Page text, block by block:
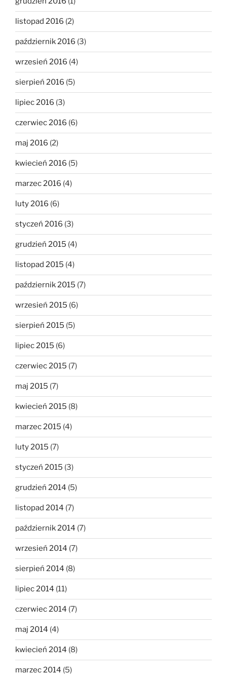
listopad 2016 (2)
październik 2016 (3)
wrzesień 2016 (4)
sierpień 2016 (5)
lipiec 2016 (3)
czerwiec 2016 (6)
maj 2016 (2)
kwiecień 2016 (5)
marzec 2016 (4)
luty 2016 (6)
styczeń 2016 (3)
grudzień 2015 (4)
listopad 2015 (4)
październik 2015 (7)
wrzesień 2015 (6)
sierpień 2015 (5)
lipiec 2015 (6)
czerwiec 2015 (7)
maj 2015 (7)
kwiecień 2015 (8)
marzec 2015 (4)
luty 2015 (7)
styczeń 2015 (3)
grudzień 2014 (5)
listopad 2014 (7)
październik 2014 (7)
wrzesień 2014 (7)
sierpień 2014 (8)
lipiec 2014 (11)
czerwiec 2014 (7)
maj 2014 (4)
kwiecień 2014 (8)
marzec 2014 (5)